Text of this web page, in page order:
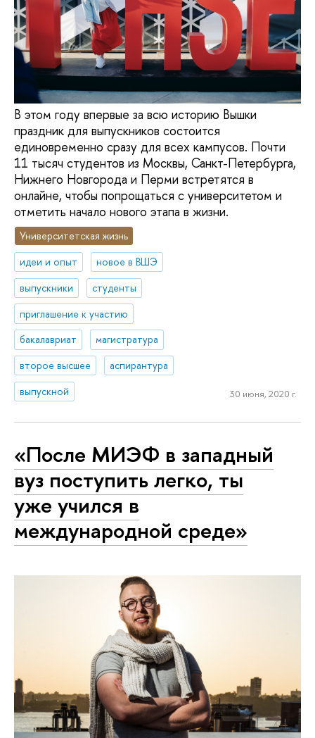
В этом году впервые за всю историю Вышки
праздник для выпускников состоится
единовременно сразу для всех кампусов. Почти
11 тысяч студентов из Москвы, Санкт-Петербурга,
Нижнего Новгорода и Перми встретятся в
онлайне, чтобы попрощаться с университетом и
отметить начало нового этапа в жизни.
Университетская жизнь
идеи и опыт
новое в ВШЭ
выпускники
студенты
приглашение к участию
бакалавриат
магистратура
второе высшее
аспирантура
выпускной
30 июня, 2020 г.
«После МИЭФ в западный
вуз поступить легко, ты
уже учился в
международной среде»